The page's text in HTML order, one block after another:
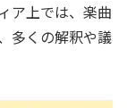
ア上では、楽曲
多くの解釈や議